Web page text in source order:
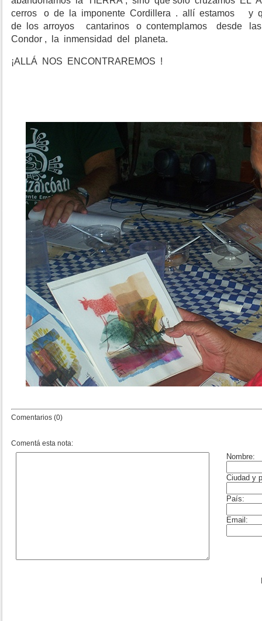
cerros o de la imponente Cordillera . allí estamos y
de los arroyos cantarinos o contemplamos desde
Condor , la inmensidad del planeta.
¡ALLÁ NOS ENCONTRAREMOS !
Comentarios (0)
Comentá esta nota: